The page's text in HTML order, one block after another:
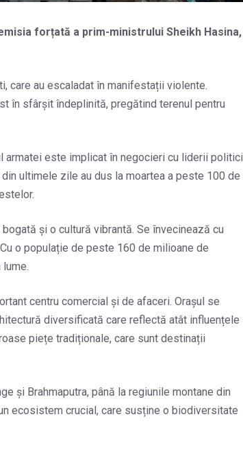
forțată a prim-ministrului Sheikh Hasina,
care au escaladat în manifestații violente.
în sfârșit îndeplinită, pregătind terenul pentru
este implicat în negocieri cu liderii politici
ultimele zile au dus la moartea a peste 100 de
și o cultură vibrantă. Se învecinează cu
o populație de peste 160 de milioane de
centru comercial și de afaceri. Orașul se
diversificată care reflectă atât influențele
piețe tradiționale, care sunt destinații
și Brahmaputra, până la regiunile montane din
ecosistem crucial, care susține o biodiversitate